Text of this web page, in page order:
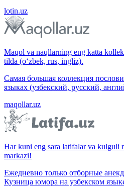
lotin.uz
Maqol va naqllarning eng katta
tilda (o‘zbek, rus, ingliz).
Самая большая коллекция
языках (узбекский, русский,
maqollar.uz
Har kuni eng sara latifalar va kulguli
markazi!
Ежедневно только отборные
Кузница юмора на узбекском